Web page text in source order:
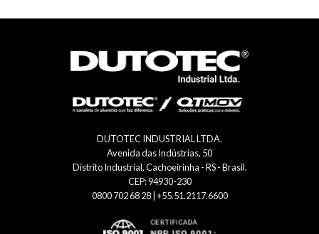
DUTOTEC INDUSTRIAL LTDA.
Avenida das Indústrias, 50
Distrito Industrial, Cachoeirinha - RS - Brasil.
CEP: 94930-230
0800 702 68 28 | +55.51.2117.6600